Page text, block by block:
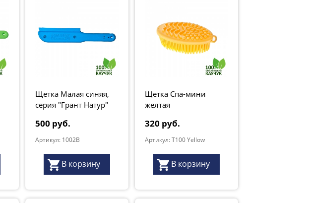
Щетка Малая синяя,
серия "Грант Натур"
500 руб.
Артикул: 1002B
В корзину
Щетка Спа-мини
желтая
320 руб.
Артикул: T100 Yellow
В корзину